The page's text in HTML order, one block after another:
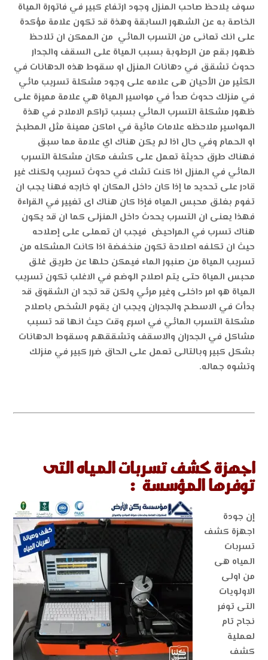
سوف يلاحظ صاحب المنزل وجود ارتفاع كبير في فاتورة المياة
الخاصة به عن الشهور السابقة وهذة قد تكون علامة مؤكدة
على انك تعانى من التسرب المائي من الممكن ان تلاحظ
ظهور بقع من الرطوبة بسبب المياة على السقف والجدار
حدوث تشقق في دهانات المنزل او سقوط هذه الدهانات في
الكثير من الأحيان هى علامه على وجود مشكلة تسريب مائي
في منزلك حدوث صدأ في مواسير المياة هي علامة مميزة على
ظهور مشكلة التسرب المائي بسبب تراكم الاملاح في هذة
المواسير ملاحظه علامات مائية في اماكن معينة مثل المطبخ
او الحمام وفي حال اذا لم يكن هناك اي علامة مما سبق
فهناك طرق حديثة تعمل على كشف مكان مشكلة التسرب
المائي في المنزل اذا كنت تشك في حدوث تسريب ولكنك غير
قادر على تحديد ما إذا كان داخل المكان او خارجه فهنا يجب ان
تفوم بغلق محبس المياه فإذا كان هناك اى تغيير في القراءة
فهذا يعنى ان التسرب يحدث داخل المنزلى كما ان قد يكون
هناك تسرب في المراحيض فيجب ان تعملى على إصلاحه
حيث ان تكلفه اصلاحة تكون منخفضة اذا كانت المشكله من
تسريب المياة من صنبور الماء فيمكن حلها عن طريق غلق
محبس المياة حتى يتم اصلاح الوضع في الاغلب تكون تسريب
المياة هو امر داخلى وغير مرئي ولكن قد تجد ان الشقوق قد
بدأت في الاسطح والجدران ويجب ان يقوم الشخص باصلاح
مشكلة التسرب المائي في اسرع وقت حيث انها قد تسبب
مشاكل في الجدران والاسقف وتشققهم وسقوط الدهانات
بشكل كبير وبالتالى تعمل على الحاق ضرر كبير في منزلك
وتشوه جماله.
اجهزة كشف تسربات المياه التى
توفرها المؤسسة :
إن جودة
اجهزة كشف
تسربات
المياه هى
من اولى
الاولويات
التى توفر
نجاح تام
لعملية
كشف